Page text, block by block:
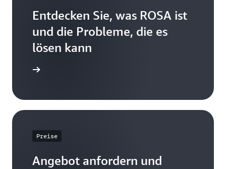
Entdecken Sie, was ROSA ist
und die Probleme, die es
lösen kann
Preise
Angebot anfordern und